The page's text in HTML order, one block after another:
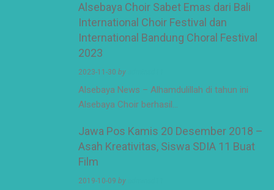
Alsebaya Choir Sabet Emas dari Bali
International Choir Festival dan
International Bandung Choral Festival
2023
2023-11-30 by
Alsebaya News – Alhamdulillah di tahun ini
Alsebaya Choir berhasil…
Jawa Pos Kamis 20 Desember 2018 –
Asah Kreativitas, Siswa SDIA 11 Buat
Film
2019-10-09 by